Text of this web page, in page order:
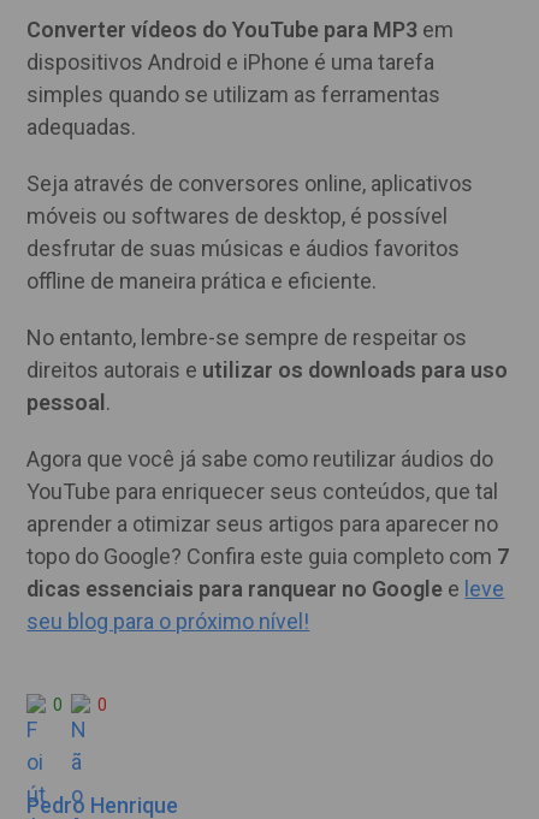
Converter vídeos do YouTube para MP3 em
dispositivos Android e iPhone é uma tarefa
simples quando se utilizam as ferramentas
adequadas.
Seja através de conversores online, aplicativos
móveis ou softwares de desktop, é possível
desfrutar de suas músicas e áudios favoritos
offline de maneira prática e eficiente.
No entanto, lembre-se sempre de respeitar os
direitos autorais e utilizar os downloads para uso
pessoal.
Agora que você já sabe como reutilizar áudios do
YouTube para enriquecer seus conteúdos, que tal
aprender a otimizar seus artigos para aparecer no
topo do Google? Confira este guia completo com 7
dicas essenciais para ranquear no Google e leve
seu blog para o próximo nível!
0 0
Pedro Henrique